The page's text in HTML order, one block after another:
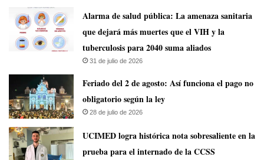
​Alarma de salud pública: La amenaza sanitaria
que dejará más muertes que el VIH y la
tuberculosis para 2040 suma aliados
31 de julio de 2026
Feriado del 2 de agosto: Así funciona el pago no
obligatorio según la ley
28 de julio de 2026
UCIMED logra histórica nota sobresaliente en la
prueba para el internado de la CCSS